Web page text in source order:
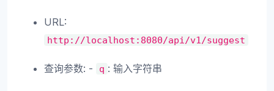
URL:
http://localhost:8080/api/v1/suggest
查询参数: - q : 输入字符串